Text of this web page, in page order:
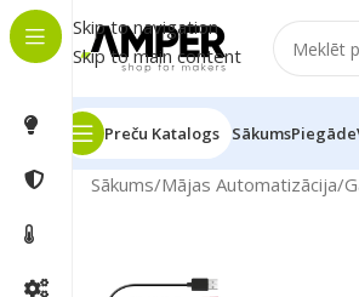
Skip to navigation
Skip to main content
Preču Katalogs SākumsPiegāde
Sākums/Mājas Automatizācija/